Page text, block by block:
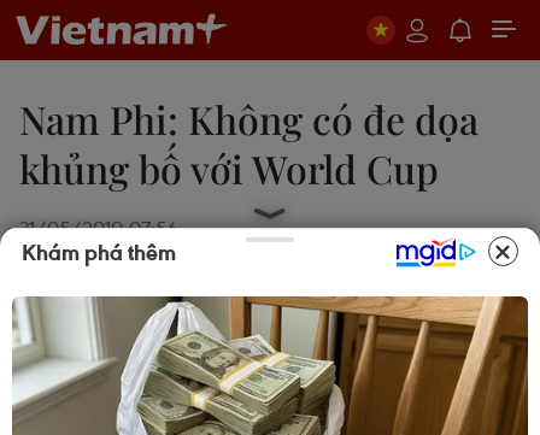
Nam Phi: Không có đe dọa
khủng bố với World Cup
31/05/2010 07:56
Cơ quan tình báo quốc gia Nam Phi ngày 30/5 đã
bác bỏ thông tin về nguy cơ xảy ra tấn công khủng
bố nhằm vào World Cup 2010.
Cơ quan tình báo quốc gia Nam Phi
Khám phá thêm